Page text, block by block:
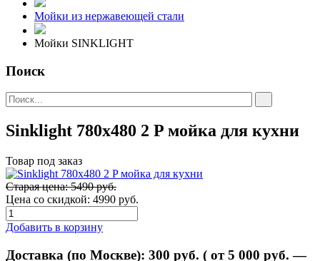
Мойки из нержавеющей стали
Мойки SINKLIGHT
Поиск
Sinklight 780x480 2 P мойка для кухни
Товар под заказ
Старая цена: 5490 руб.
Цена со скидкой: 4990 руб.
Добавить в корзину
Доставка (по Москве): 300 руб. ( от 5 000 руб. —